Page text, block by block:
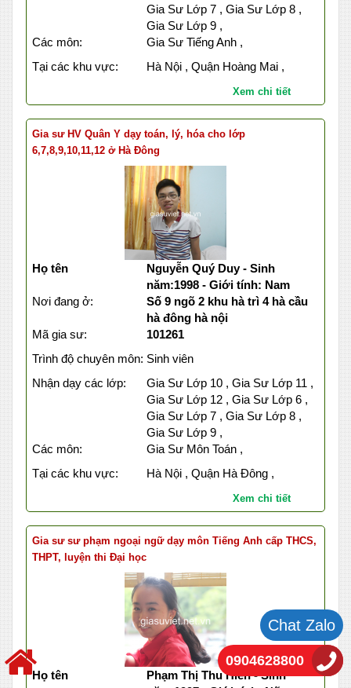
Gia Sư Lớp 7 , Gia Sư Lớp 8 ,
Gia Sư Lớp 9 ,
Các môn:
Gia Sư Tiếng Anh ,
Tại các khu vực:
Hà Nội , Quận Hoàng Mai ,
Xem chi tiết
Gia sư HV Quân Y dạy toán, lý, hóa cho lớp
6,7,8,9,10,11,12 ở Hà Đông
Họ tên
Nguyễn Quý Duy - Sinh
năm:1998 - Giới tính: Nam
Nơi đang ở:
Số 9 ngõ 2 khu hà trì 4 hà cầu
hà đông hà nội
Mã gia sư:
101261
Trình độ chuyên môn: Sinh viên
Nhận dạy các lớp:
Gia Sư Lớp 10 , Gia Sư Lớp 11 ,
Gia Sư Lớp 12 , Gia Sư Lớp 6 ,
Gia Sư Lớp 7 , Gia Sư Lớp 8 ,
Gia Sư Lớp 9 ,
Các môn:
Gia Sư Môn Toán ,
Tại các khu vực:
Hà Nội , Quận Hà Đông ,
Xem chi tiết
Gia sư sư phạm ngoại ngữ dạy môn Tiếng Anh cấp THCS,
THPT, luyện thi Đại học
Họ tên
Phạm Thị Thu Hiền - Sinh
Chat Zalo
0904628800